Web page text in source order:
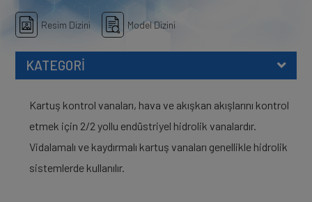
Resim Dizini Model Dizini
KATEGORİ
Kartuş kontrol vanaları, hava ve akışkan akışlarını kontrol
etmek için 2/2 yollu endüstriyel hidrolik vanalardır.
Vidalamalı ve kaydırmalı kartuş vanaları genellikle hidrolik
sistemlerde kullanılır.